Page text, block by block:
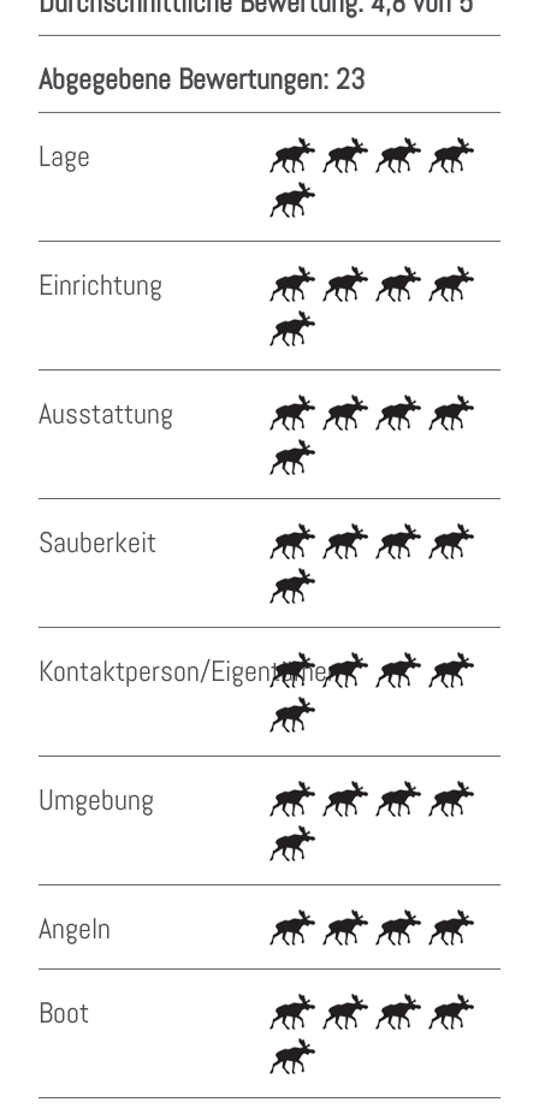
Abgegebene Bewertungen: 23
Lage
Einrichtung
Ausstattung
Sauberkeit
Kontaktperson/Eigentümer
Umgebung
Angeln
Boot